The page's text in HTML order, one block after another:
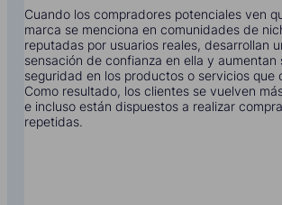
Cuando los compradores potenciales ven
marca se menciona en comunidades de
reputadas por usuarios reales, desarrollan
sensación de confianza en ella y aumentan
seguridad en los productos o servicios que
Como resultado, los clientes se vuelven
e incluso están dispuestos a realizar
repetidas.